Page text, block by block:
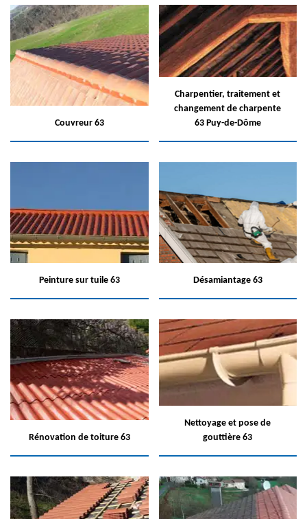
Couvreur 63
Charpentier, traitement et
changement de charpente
63 Puy-de-Dôme
Peinture sur tuile 63 Désamiantage 63
Rénovation de toiture 63
Nettoyage et pose de
gouttière 63